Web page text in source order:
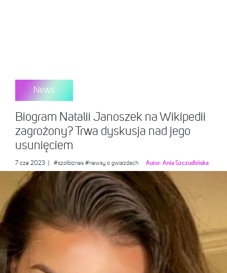
News
Biogram Natalii Janoszek na Wikipedii
zagrożony? Trwa dyskusja nad jego
usunięciem
7 cze 2023 #szołbiznes #newsy o gwiazdach Autor:Ania Szczudlińska